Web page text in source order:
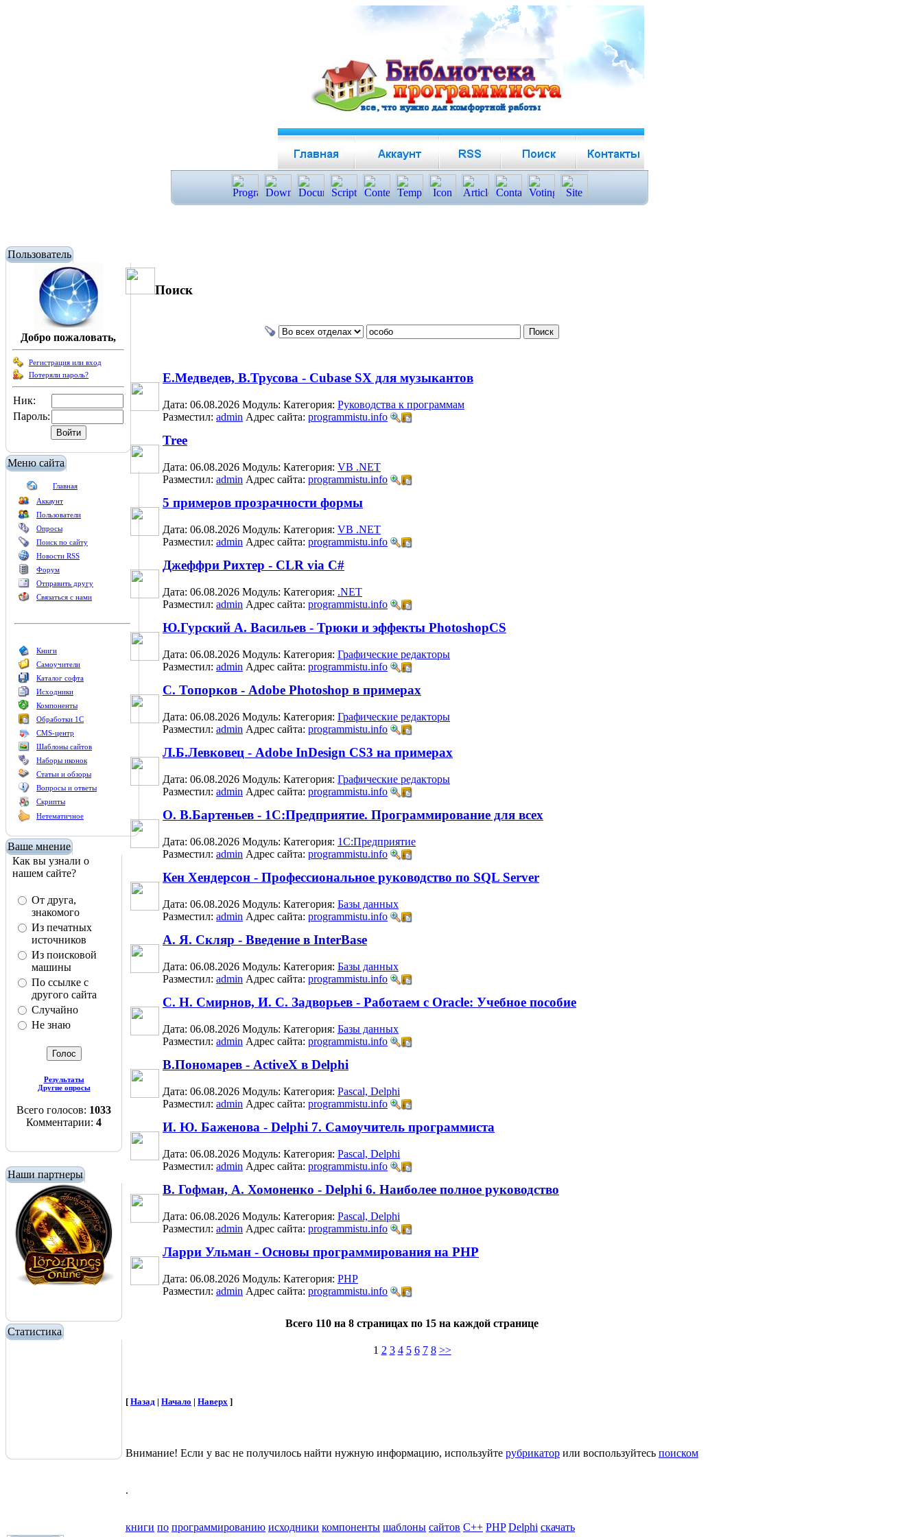
Пользователь
Добро пожаловать,
Регистрация или вход
Потеряли пароль?
Ник:
Пароль:
Меню сайта
Главная
Аккаунт
Пользователи
Опросы
Поиск по сайту
Новости RSS
Форум
Отправить другу
Связаться с нами
Книги
Самоучители
Каталог софта
Исходники
Компоненты
Обработки 1С
CMS-центр
Шаблоны сайтов
Наборы иконок
Статьи и обзоры
Вопросы и ответы
Скрипты
Нетематичное
Ваше мнение
Как вы узнали о
нашем сайте?
От друга,
знакомого
Из печатных
источников
Из поисковой
машины
По ссылке с
другого сайта
Случайно
Не знаю
Результаты
Другие опросы
Всего голосов: 1033
Комментарии: 4
Наши партнеры
Статистика
Поиск
Е.Медведев, В.Трусова - Cubase SX для музыкантов
Дата: 06.08.2026 Модуль: Категория: Руководства к программам
Разместил: admin Адрес сайта: programmistu.info
Tree
Дата: 06.08.2026 Модуль: Категория: VB .NET
Разместил: admin Адрес сайта: programmistu.info
5 примеров прозрачности формы
Дата: 06.08.2026 Модуль: Категория: VB .NET
Разместил: admin Адрес сайта: programmistu.info
Джеффри Рихтер - CLR via C#
Дата: 06.08.2026 Модуль: Категория: .NET
Разместил: admin Адрес сайта: programmistu.info
Ю.Гурский А. Васильев - Трюки и эффекты PhotoshopCS
Дата: 06.08.2026 Модуль: Категория: Графические редакторы
Разместил: admin Адрес сайта: programmistu.info
С. Топорков - Adobe Photoshop в примерах
Дата: 06.08.2026 Модуль: Категория: Графические редакторы
Разместил: admin Адрес сайта: programmistu.info
Л.Б.Левковец - Adobe InDesign CS3 на примерах
Дата: 06.08.2026 Модуль: Категория: Графические редакторы
Разместил: admin Адрес сайта: programmistu.info
О. В.Бартеньев - 1С:Предприятие. Программирование для всех
Дата: 06.08.2026 Модуль: Категория: 1С:Предприятие
Разместил: admin Адрес сайта: programmistu.info
Кен Хендерсон - Профессиональное руководство по SQL Server
Дата: 06.08.2026 Модуль: Категория: Базы данных
Разместил: admin Адрес сайта: programmistu.info
А. Я. Скляр - Введение в InterBase
Дата: 06.08.2026 Модуль: Категория: Базы данных
Разместил: admin Адрес сайта: programmistu.info
С. Н. Смирнов, И. С. Задворьев - Работаем с Oracle: Учебное пособие
Дата: 06.08.2026 Модуль: Категория: Базы данных
Разместил: admin Адрес сайта: programmistu.info
В.Пономарев - ActiveX в Delphi
Дата: 06.08.2026 Модуль: Категория: Pascal, Delphi
Разместил: admin Адрес сайта: programmistu.info
И. Ю. Баженова - Delphi 7. Самоучитель программиста
Дата: 06.08.2026 Модуль: Категория: Pascal, Delphi
Разместил: admin Адрес сайта: programmistu.info
В. Гофман, А. Хомоненко - Delphi 6. Наиболее полное руководство
Дата: 06.08.2026 Модуль: Категория: Pascal, Delphi
Разместил: admin Адрес сайта: programmistu.info
Ларри Ульман - Основы программирования на РНР
Дата: 06.08.2026 Модуль: Категория: PHP
Разместил: admin Адрес сайта: programmistu.info
Всего 110 на 8 страницах по 15 на каждой странице
1 2 3 4 5 6 7 8 >>
[ Назад | Начало | Наверх ]
Внимание! Если у вас не получилось найти нужную информацию, используйте рубрикатор или воспользуйтесь поиском
.
книги по программированию исходники компоненты шаблоны сайтов C++ PHP Delphi скачать